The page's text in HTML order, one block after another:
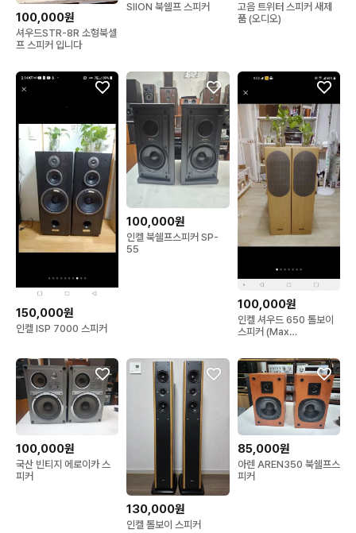
100,000원
셔우드STR-8R 소형북셀
프 스피커 입니다
SIION 북쉘프 스피커
고음 트위터 스피커 새제
품 (오디오)
150,000원
인켈 ISP 7000 스피커
100,000원
인켈 북쉘프스피커 SP-
55
100,000원
인켈 셔우드 650 톨보이
스피커 (Max
100,000원
국산 빈티지 에로이카 스
피커
130,000원
인켈 톨보이 스피커
85,000원
아렌 AREN350 북쉘프스
피커